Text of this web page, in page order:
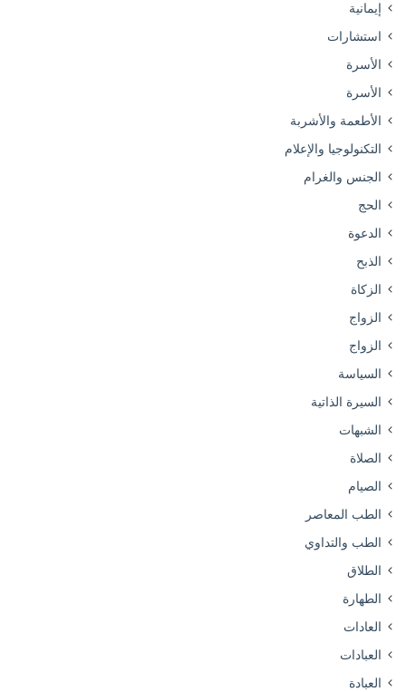
إيمانية
استشارات
الأسرة
الأسرة
الأطعمة والأشربة
التكنولوجيا والإعلام
الجنس والغرام
الحج
الدعوة
الذبح
الزكاة
الزواج
الزواج
السياسة
السيرة الذاتية
الشبهات
الصلاة
الصيام
الطب المعاصر
الطب والتداوي
الطلاق
الطهارة
العادات
العبادات
العبادة